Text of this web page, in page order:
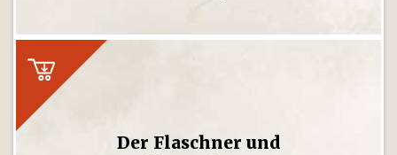
Der Flaschner und